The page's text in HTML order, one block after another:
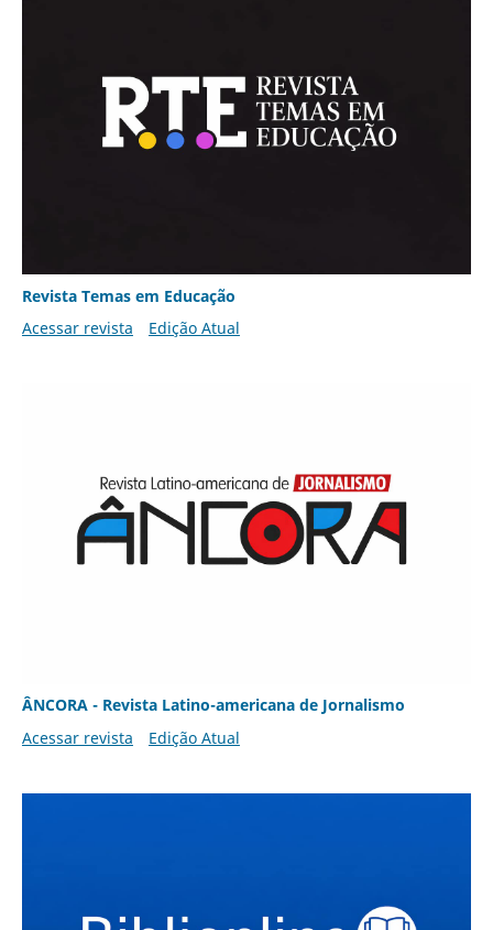
Revista Temas em Educação
Acessar revista
Edição Atual
ÂNCORA - Revista Latino-americana de Jornalismo
Acessar revista
Edição Atual